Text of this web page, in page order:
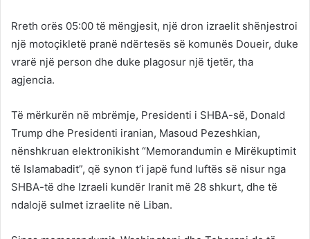
Rreth orës 05:00 të mëngjesit, një dron izraelit shënjestroi
një motoçikletë pranë ndërtesës së komunës Doueir, duke
vrarë një person dhe duke plagosur një tjetër, tha
agjencia.
Të mërkurën në mbrëmje, Presidenti i SHBA-së, Donald
Trump dhe Presidenti iranian, Masoud Pezeshkian,
nënshkruan elektronikisht “Memorandumin e Mirëkuptimit
të Islamabadit”, që synon t’i japë fund luftës së nisur nga
SHBA-të dhe Izraeli kundër Iranit më 28 shkurt, dhe të
ndalojë sulmet izraelite në Liban.